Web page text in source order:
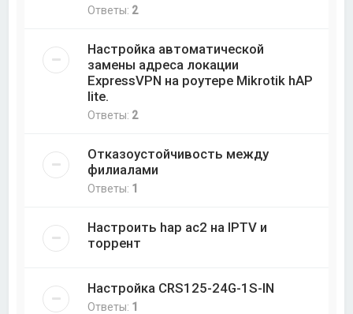
Ответы: 2
Настройка автоматической
замены адреса локации
ExpressVPN на роутере Mikrotik hAP
lite.
Ответы: 2
Отказоустойчивость между
филиалами
Ответы: 1
Настроить hap ac2 на IPTV и
торрент
Настройка CRS125-24G-1S-IN
Ответы: 1